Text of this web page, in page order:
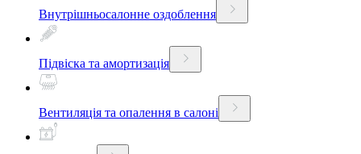
Внутрішньосалонне оздоблення
Підвіска та амортизація
Вентиляція та опалення в салоні